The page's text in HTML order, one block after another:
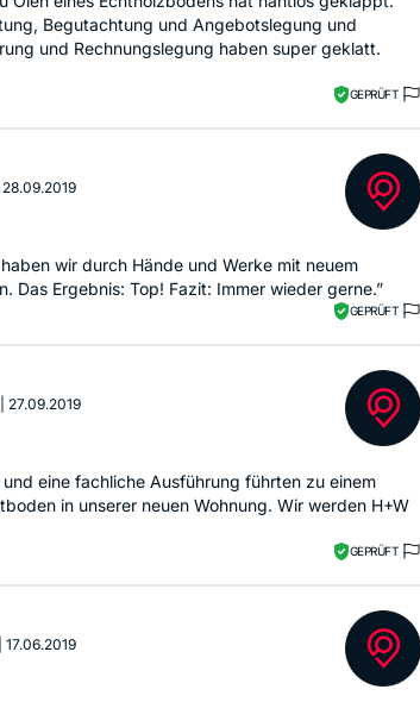
Begutachtung und Angebotslegung und
und Rechnungslegung haben super geklatt.
GEPRÜFT
28.09.2019
wir durch Hände und Werke mit neuem
Das Ergebnis: Top! Fazit: Immer wieder gerne.”
GEPRÜFT
27.09.2019
eine fachliche Ausführung führten zu einem
in unserer neuen Wohnung. Wir werden H+W
GEPRÜFT
17.06.2019